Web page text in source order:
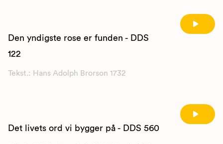
Den yndigste rose er funden - DDS
122
Tekst.: Hans Adolph Brorson 1732
Det livets ord vi bygger på - DDS 560